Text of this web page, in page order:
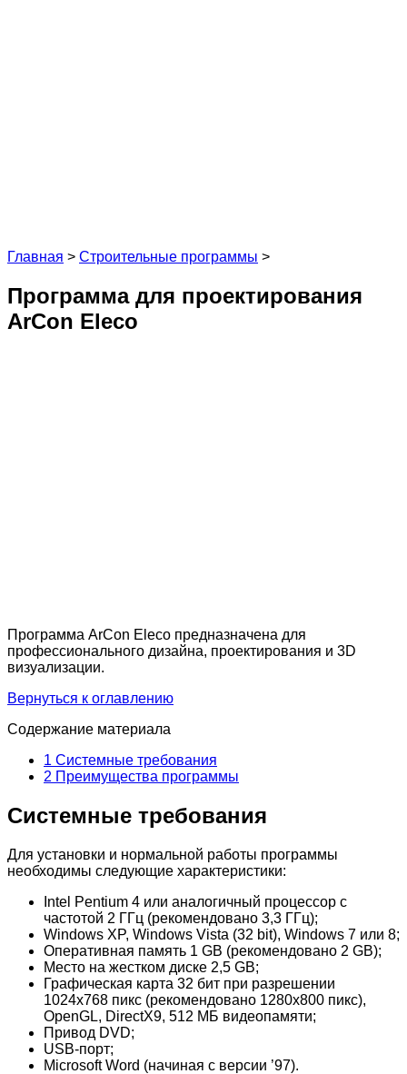
Главная > Строительные программы >
Программа для проектирования
ArCon Eleco
Программа ArCon Eleco предназначена для
профессионального дизайна, проектирования и 3D
визуализации.
Вернуться к оглавлению
Содержание материала
1 Системные требования
2 Преимущества программы
Системные требования
Для установки и нормальной работы программы
необходимы следующие характеристики:
Intel Pentium 4 или аналогичный процессор с
частотой 2 ГГц (рекомендовано 3,3 ГГц);
Windows XP, Windows Vista (32 bit), Windows 7 или 8;
Оперативная память 1 GB (рекомендовано 2 GB);
Место на жестком диске 2,5 GB;
Графическая карта 32 бит при разрешении
1024х768 пикс (рекомендовано 1280х800 пикс),
OpenGL, DirectX9, 512 МБ видеопамяти;
Привод DVD;
USB-порт;
Microsoft Word (начиная с версии ’97).